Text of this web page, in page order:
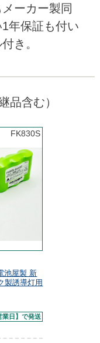
ーカー製同
年保証も付い
き。
品含む）
FK830S
池屋製 新
製誘導灯用
業日】で発送